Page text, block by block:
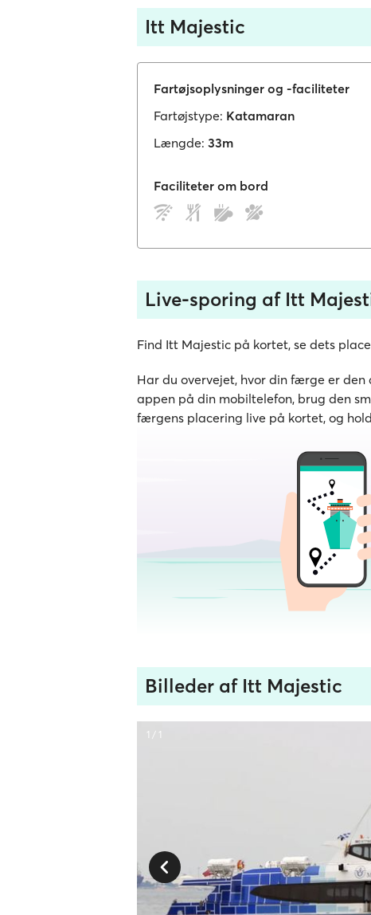
Itt Majestic
Fartøjsoplysninger og -faciliteter
Fartøjstype: Katamaran
Længde: 33m
Faciliteter om bord
Live-sporing af Itt
Find Itt Majestic på kortet, se dets
Har du overvejet, hvor din færge er den
appen på din mobiltelefon, brug den
færgens placering live på kortet, og
Billeder af Itt Majestic
1 / 1